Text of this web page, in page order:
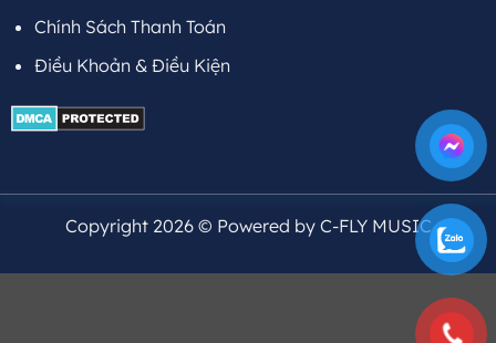
Chính Sách Thanh Toán
Điều Khoản & Điều Kiện
Copyright 2026 © Powered by C-FLY MUSIC